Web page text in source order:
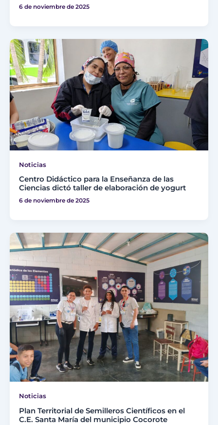
6 de noviembre de 2025
Noticias
Centro Didáctico para la Enseñanza de las
Ciencias dictó taller de elaboración de yogurt
6 de noviembre de 2025
Noticias
Plan Territorial de Semilleros Científicos en el
C.E. Santa María del municipio Cocorote